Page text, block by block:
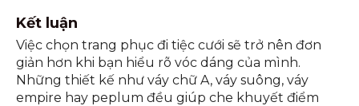
Kết luận
Việc chọn trang phục đi tiệc cưới sẽ trở nên đơn
giản hơn khi bạn hiểu rõ vóc dáng của mình.
Những thiết kế như váy chữ A, váy suông, váy
empire hay peplum đều giúp che khuyết điểm